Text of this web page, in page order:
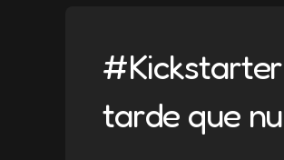
#Kickstarter
tarde que